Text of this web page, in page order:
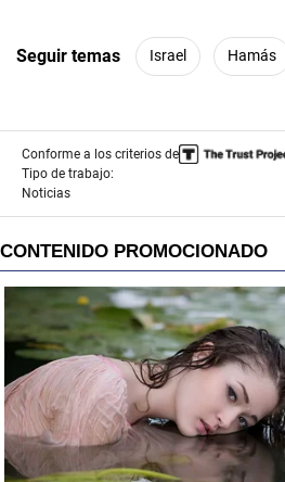
Seguir temas Israel Hamás
Conforme a los criterios de
Tipo de trabajo:
Noticias